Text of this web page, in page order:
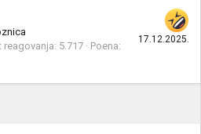
17.12.2025.
reagovanja 5.717
Poena